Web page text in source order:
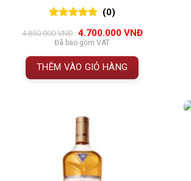
đánh giá
(0)
4.850.000VNĐ Giá
gốc
là:
4.850.000 VNĐ.
4.700.000 VNĐGiá
Đã bao gồm VAT
THÊM VÀO GIỎ HÀNG